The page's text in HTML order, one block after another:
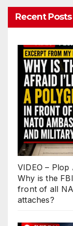
Recent Posts
VIDEO –
Why is the
front of all
attaches?